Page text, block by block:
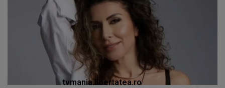
tvmania.libertatea.ro